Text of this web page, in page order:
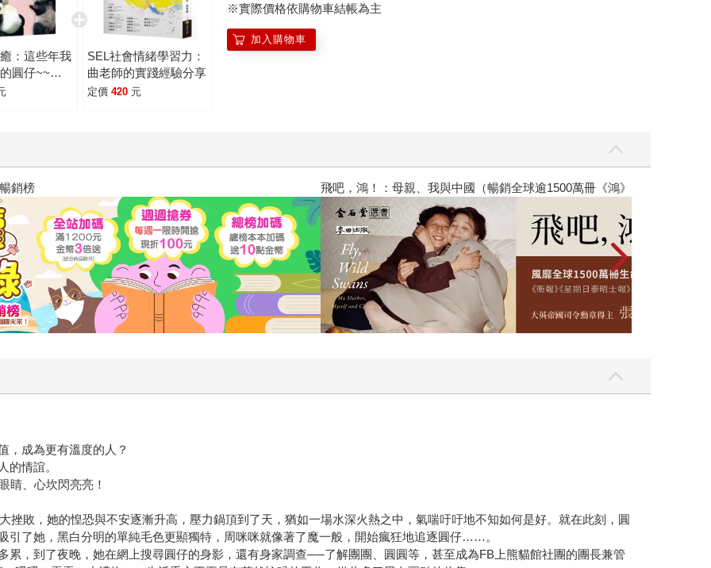
：這些年我
圓仔~~頭
私密日記大
SEL社會情緒學習力：
曲老師的實踐經驗分享
定價 420 元
※實際價格依購物車結帳為主
加入購物車
飛吧，鴻！：母親、我與中國（暢銷全球逾1500萬冊《鴻》最新系列作） 2026年8月金石
，成為更有溫度的人？
的情誼。
睛、心坎閃亮亮！
挫敗，她的惶恐與不安逐漸升高，壓力鍋頂到了天，猶如一場水深火熱之中，氣喘吁吁地不知如何是好。就在此刻，圓
引了她，黑白分明的單純毛色更顯獨特，周咪咪就像著了魔一般，開始瘋狂地追逐圓仔……。
累，到了夜晚，她在網上搜尋圓仔的身影，還有身家調查──了解團團、圓圓等，甚至成為FB上熊貓館社團的團長兼管